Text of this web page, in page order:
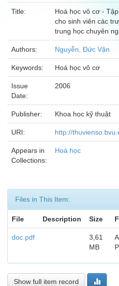
Title:
Hoá học vô cơ -
cho sinh viên các
trung học chuyên
Authors: Nguyễn, Đức Vận
Keywords: Hoá học vô cơ
Issue
Date:
2006
Publisher: Khoa học kỹ thuật
URI: http://
Appears in
Collections:
Hoá học
Files in This Item:
File Description Size
doc.pdf
3,61
MB
Show full item record